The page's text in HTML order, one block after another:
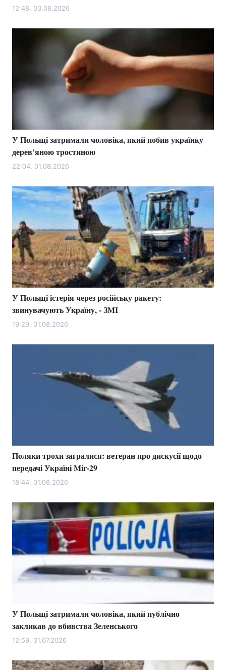
12:48, 03.08.2026
У Польщі затримали чоловіка, який побив українку
дерев’яною тростиною
22:04, 01.08.2026
У Польщі істерія через російську ракету:
звинувачують Україну, - ЗМІ
19:29, 01.08.2026
Поляки трохи загралися: ветеран про дискусії щодо
передачі Україні Міг-29
18:44, 01.08.2026
У Польщі затримали чоловіка, який публічно
закликав до вбивства Зеленського
12:59, 31.07.2026